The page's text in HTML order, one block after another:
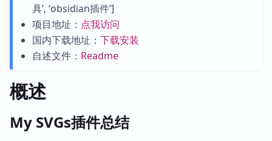
具’, ‘obsidian插件’]
项目地址： 点我访问
国内下载地址： 下载安装
自述文件： Readme
概述
My SVGs插件总结